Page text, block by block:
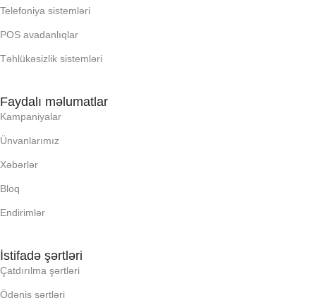
PROCESSOR
PROSESSOR
QURULU:
RAM
SSD
Telefoniya sistemləri
POS avadanlıqlar
Təhlükəsizlik sistemləri
Faydalı məlumatlar
Kampaniyalar
Ünvanlarımız
Xəbərlər
Bloq
Endirimlər
İstifadə şərtləri
Çatdırılma şərtləri
Ödəniş şərtləri